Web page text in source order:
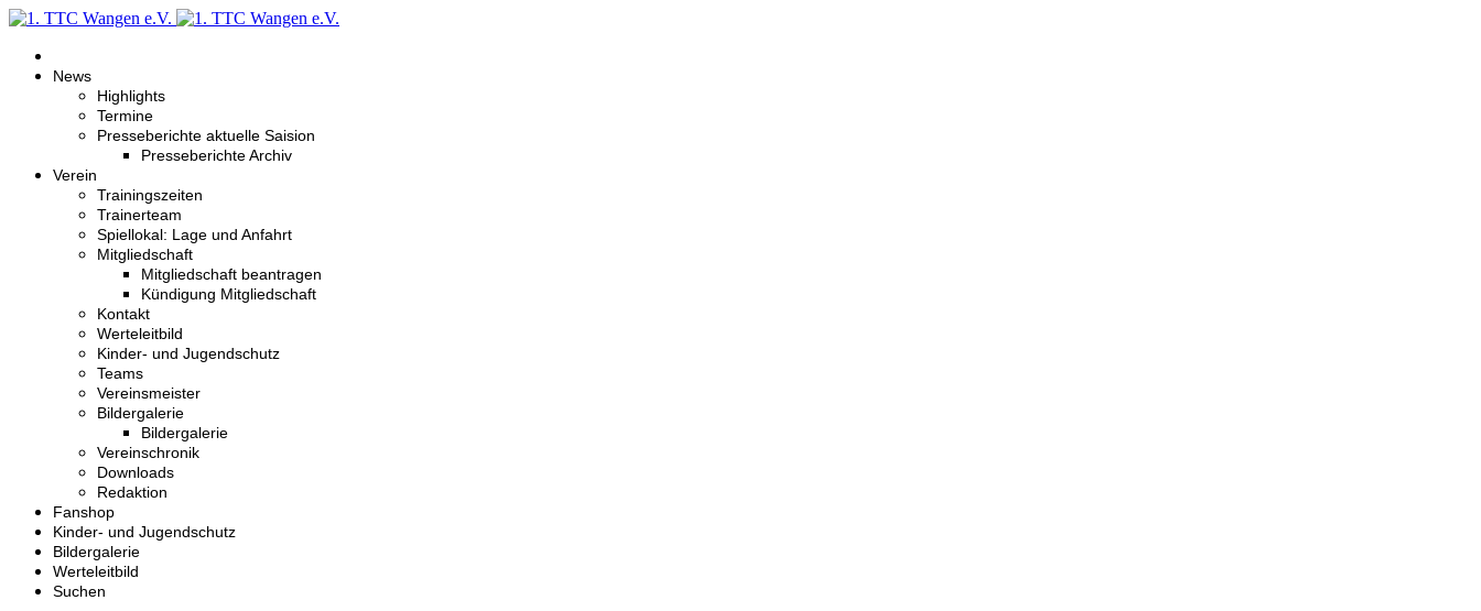
News
Highlights
Termine
Presseberichte aktuelle Saision
Presseberichte Archiv
Verein
Trainingszeiten
Trainerteam
Spiellokal: Lage und Anfahrt
Mitgliedschaft
Mitgliedschaft beantragen
Kündigung Mitgliedschaft
Kontakt
Werteleitbild
Kinder- und Jugendschutz
Teams
Vereinsmeister
Bildergalerie
Bildergalerie
Vereinschronik
Downloads
Redaktion
Fanshop
Kinder- und Jugendschutz
Bildergalerie
Werteleitbild
Suchen